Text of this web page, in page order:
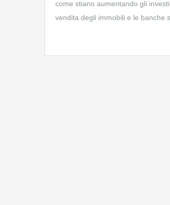
come stiano aumentando gli
vendita degli immobili e le banche